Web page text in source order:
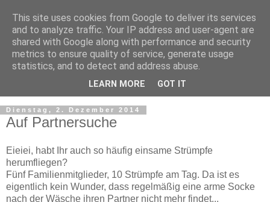
Dienstag, 2. Dezember 2014
Auf Partnersuche
Eieiei, habt Ihr auch so häufig einsame Strümpfe
herumfliegen?
Fünf Familienmitglieder, 10 Strümpfe am Tag. Da ist es
eigentlich kein Wunder, dass regelmäßig eine arme Socke
nach der Wäsche ihren Partner nicht mehr findet...
This site uses cookies from Google to deliver its services
and to analyze traffic. Your IP address and user-agent are
shared with Google along with performance and security
metrics to ensure quality of service, generate usage
statistics, and to detect and address abuse.
LEARN MORE GOT IT